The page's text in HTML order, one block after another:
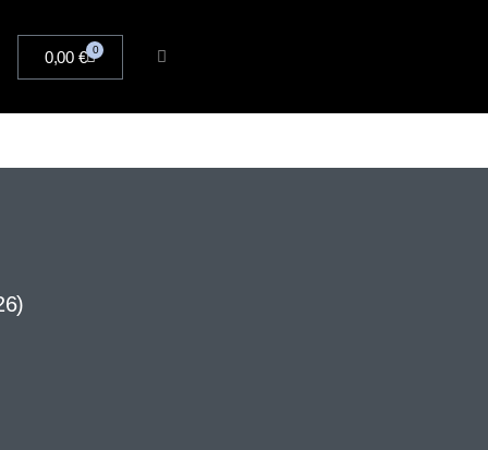
0,00 € 0